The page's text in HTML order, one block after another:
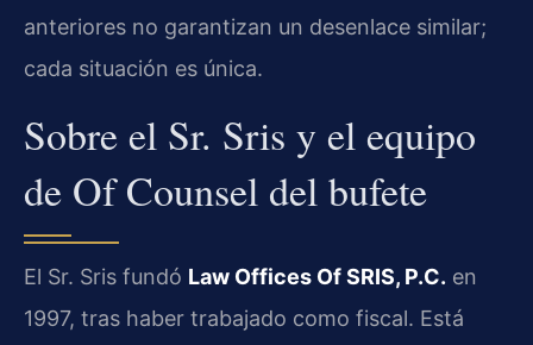
anteriores no garantizan un desenlace similar;
cada situación es única.
Sobre el Sr. Sris y el equipo
de Of Counsel del bufete
El Sr. Sris fundó Law Offices Of SRIS, P.C. en
1997, tras haber trabajado como fiscal. Está